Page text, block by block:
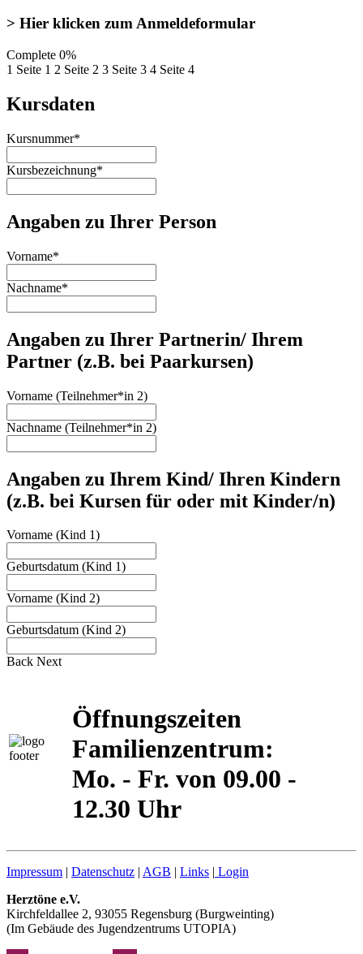
> Hier klicken zum Anmeldeformular
Complete 0%
1 Seite 1 2 Seite 2 3 Seite 3 4 Seite 4
Kursdaten
Kursnummer*
Kursbezeichnung*
Angaben zu Ihrer Person
Vorname*
Nachname*
Angaben zu Ihrer Partnerin/ Ihrem
Partner (z.B. bei Paarkursen)
Vorname (Teilnehmer*in 2)
Nachname (Teilnehmer*in 2)
Angaben zu Ihrem Kind/ Ihren Kindern
(z.B. bei Kursen für oder mit Kinder/n)
Vorname (Kind 1)
Geburtsdatum (Kind 1)
Vorname (Kind 2)
Geburtsdatum (Kind 2)
Back Next
Öffnungszeiten
Familienzentrum:
Mo. - Fr. von 09.00 -
12.30 Uhr
Impressum Datenschutz AGB Links
Login
Herztöne e.V.
Kirchfeldallee 2, 93055 Regensburg (Burgweinting)
(Im Gebäude des Jugendzentrums UTOPIA)